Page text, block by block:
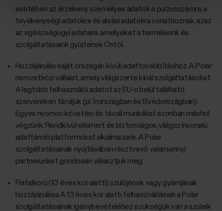
esetében az érzékeny személyes adatok a pulzusszámra, a
tevékenységi adatokra és alvási adatokra vonatkoznak, azaz
az egészségügyi adataira, amelyeket a termékeink és
szolgáltatásaink gyűjtenek Öntől.
Hozzájárulás saját országán kívüli adattovábbításhoz. A Polar
nemzetközi vállalat, amely világszerte kínál szolgáltatásokat.
A legtöbb felhasználói adatot az EU-n belül található
szervereken tároljuk (pl. Írországban és Svédországban).
Egyes nyomon követési és távoli munkákat azonban máshol
végzünk. Rendkívül elismert és biztonságos, világszínvonalú
adattároló platformokat alkalmazunk. A Polar
szolgáltatásainak nyújtásában résztvevő valamennyi
partnerünket gondosan választjuk meg.
Fiatalkorú (13 éves kor alatti) szülőjének vagy gyámjának
hozzájárulása A 13 éves kor alatti felhasználóknak a Polar
szolgáltatásainak igénybevételéhez szükségük van a szüleik